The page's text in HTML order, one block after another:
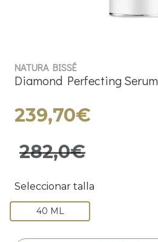
NATURA BISSÉ
Diamond Perfecting Serum
239,70€
282,0€
Seleccionar talla
40 ML